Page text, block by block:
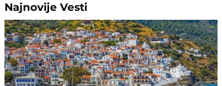
NajnovijeVesti